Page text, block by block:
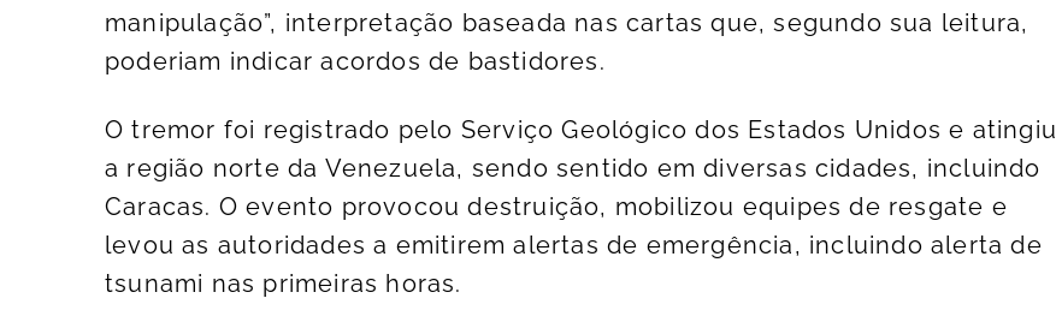
manipulação”, interpretação baseada nas cartas que, segundo sua leitura,
poderiam indicar acordos de bastidores.
O tremor foi registrado pelo Serviço Geológico dos Estados Unidos e atingiu
a região norte da Venezuela, sendo sentido em diversas cidades, incluindo
Caracas. O evento provocou destruição, mobilizou equipes de resgate e
levou as autoridades a emitirem alertas de emergência, incluindo alerta de
tsunami nas primeiras horas.